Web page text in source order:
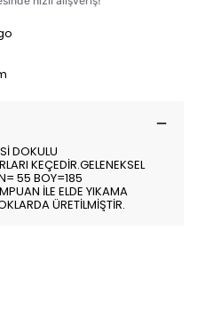
DOKULU
KEÇEDİR.GELENEKSEL
55 BOY=185
İLE ELDE YIKAMA
ÜRETİLMİŞTİR.